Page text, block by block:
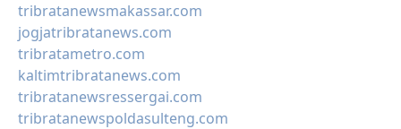
tribratanewsmakassar.com
jogjatribratanews.com
tribratametro.com
kaltimtribratanews.com
tribratanewsressergai.com
tribratanewspoldasulteng.com